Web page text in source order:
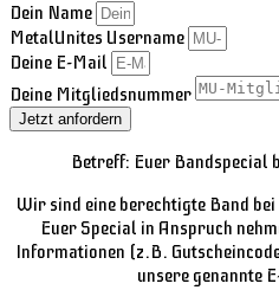
Dein Name
MetalUnites Username
Deine E-Mail
Deine Mitgliedsnummer
Jetzt anfordern
Betreff: Euer Bandspecial
Wir sind eine berechtigte Band
Euer Special in Anspruch
Informationen (z.B.
unsere genannte